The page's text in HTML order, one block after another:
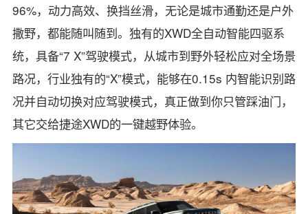
96%，动力高效、换挡丝滑，无论是城市通勤还是户外
撒野，都能随叫随到。独有的XWD全自动智能四驱系
统，具备“7 X”驾驶模式，从城市到野外轻松应对全场景
路况，行业独有的“X”模式，能够在0.15s 内智能识别路
况并自动切换对应驾驶模式，真正做到你只管踩油门，
其它交给捷途XWD的一键越野体验。